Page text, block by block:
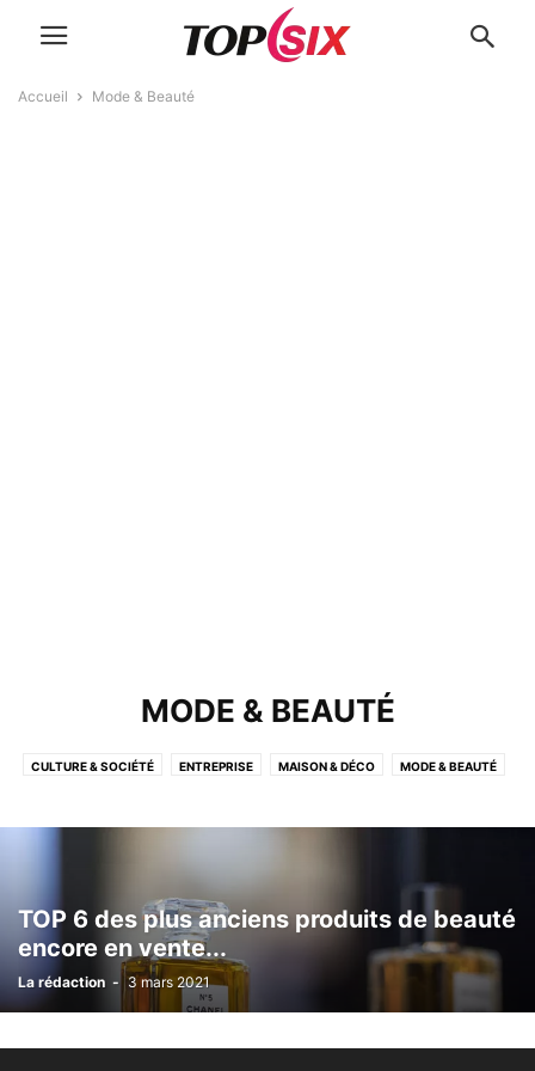
Accueil Mode & Beauté
MODE & BEAUTÉ
CULTURE & SOCIÉTÉ ENTREPRISE MAISON & DÉCO MODE & BEAUTÉ
VOYAGE & NATURE
TOP 6 des plus anciens produits de beauté
encore en vente...
La rédaction - 3 mars 2021